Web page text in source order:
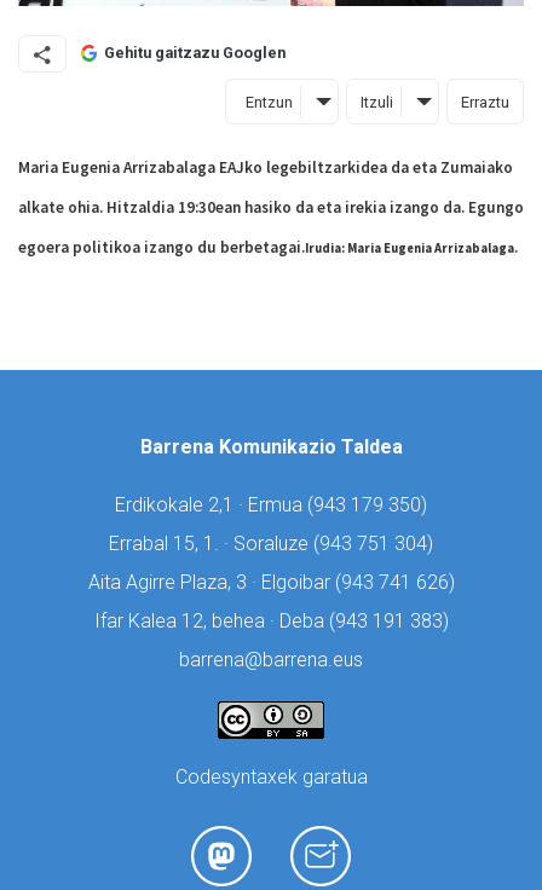
Gehitu gaitzazu Googlen
Entzun Itzuli Erraztu
Maria Eugenia Arrizabalaga EAJko legebiltzarkidea da eta Zumaiako
alkate ohia. Hitzaldia 19:30ean hasiko da eta irekia izango da. Egungo
egoera politikoa izango du berbetagai. Irudia: Maria Eugenia Arrizabalaga.
Barrena Komunikazio Taldea
Erdikokale 2,1 · Ermua (943 179 350)
Errabal 15, 1. · Soraluze (943 751 304)
Aita Agirre Plaza, 3 · Elgoibar (943 741 626)
Ifar Kalea 12, behea · Deba (943 191 383)
barrena@barrena.eus
Codesyntaxek garatua